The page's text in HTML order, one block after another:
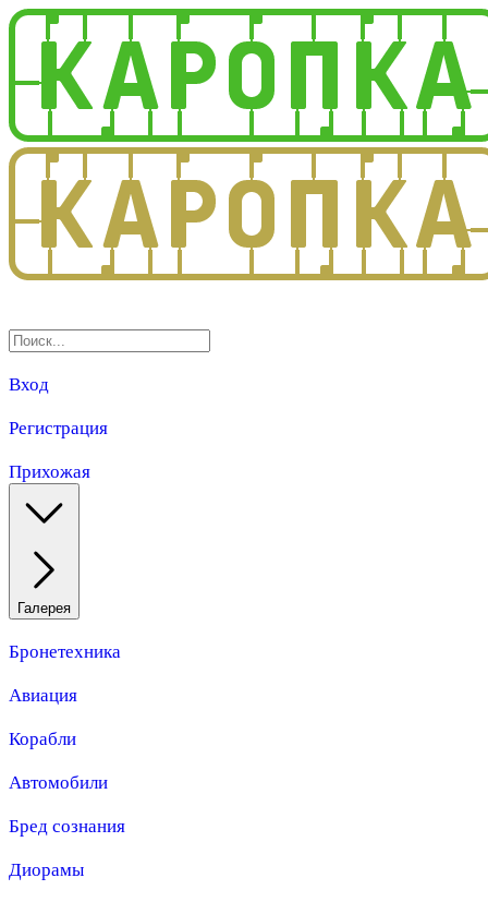
Вход
Регистрация
Прихожая
Галерея
Бронетехника
Авиация
Корабли
Автомобили
Бред сознания
Диорамы